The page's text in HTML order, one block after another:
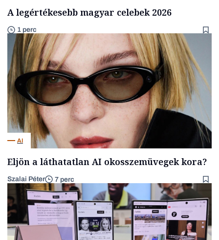
A legértékesebb magyar celebek 2026
1 perc
AI
Eljön a láthatatlan AI okosszemüvegek kora?
Szalai Péter 7 perc